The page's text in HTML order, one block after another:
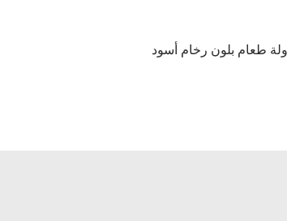
طعام بلون رخام أسود